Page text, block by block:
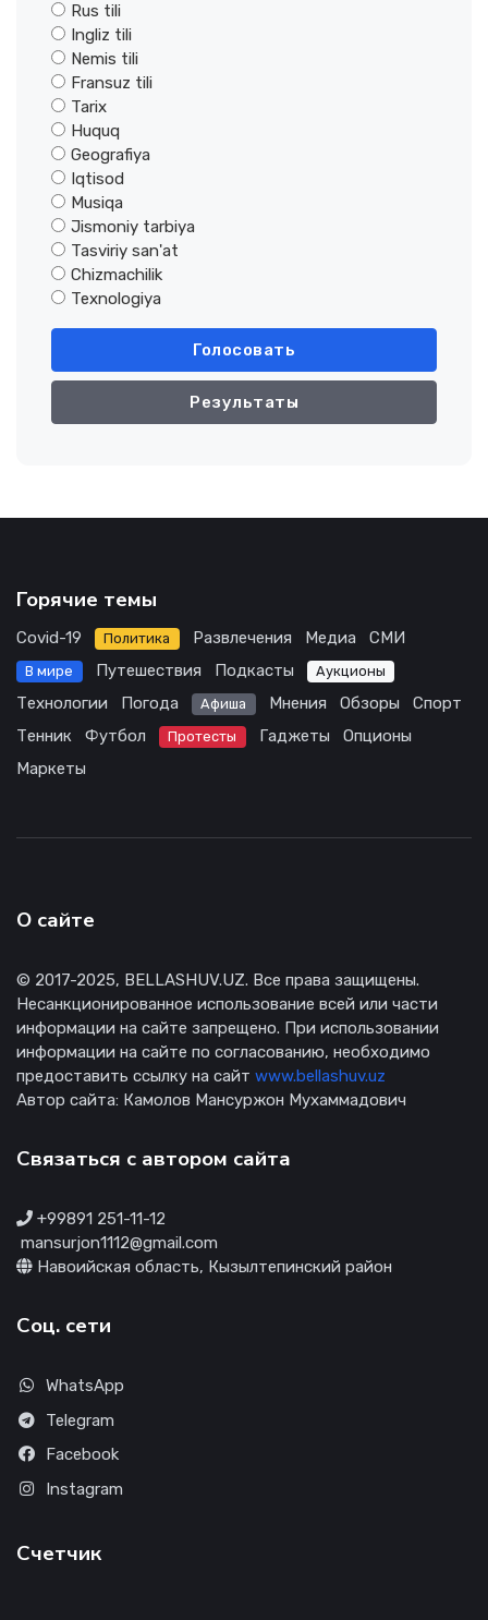
Rus tili
Ingliz tili
Nemis tili
Fransuz tili
Tarix
Huquq
Geografiya
Iqtisod
Musiqa
Jismoniy tarbiya
Tasviriy san'at
Chizmachilik
Texnologiya
Голосовать
Результаты
Горячие темы
Covid-19 Политика Развлечения Медиа СМИ
В мире Путешествия Подкасты Аукционы
Технологии Погода Афиша Мнения Обзоры
Спорт
Тенник
Футбол Протесты Гаджеты
Опционы
Маркеты
О сайте
© 2017-2025, BELLASHUV.UZ. Все права защищены.
Несанкционированное использование всей или части
информации на сайте запрещено. При использовании
информации на сайте по согласованию, необходимо
предоставить ссылку на сайт www.bellashuv.uz
Автор сайта: Камолов Мансуржон Мухаммадович
Связаться с автором сайта
+99891 251-11-12
mansurjon1112@gmail.com
Навоийская область, Кызылтепинский район
Соц. сети
WhatsApp
Telegram
Facebook
Instagram
Счетчик